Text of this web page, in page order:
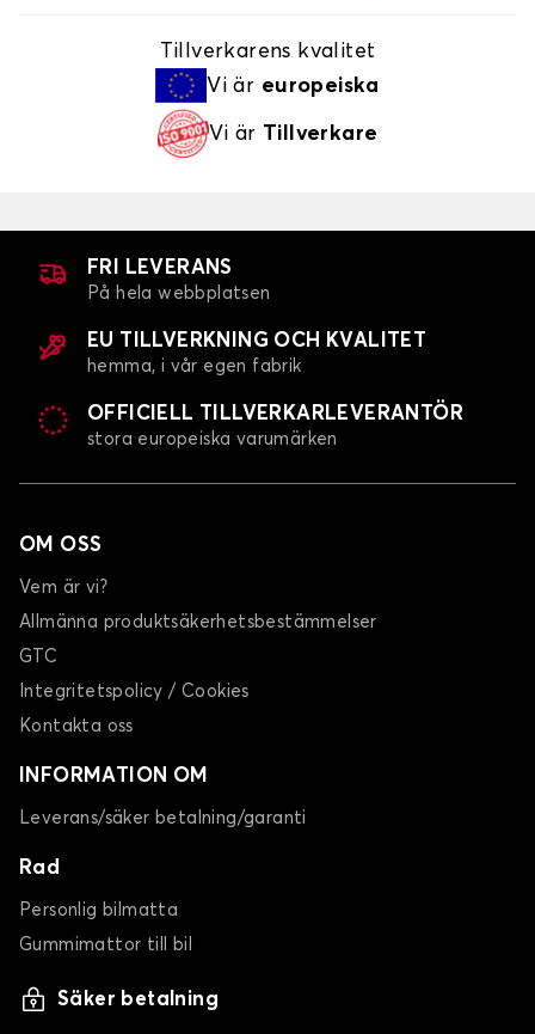
Tillverkarens kvalitet
Vi är europeiska
Vi är Tillverkare
FRI LEVERANS
På hela webbplatsen
EU TILLVERKNING OCH KVALITET
hemma, i vår egen fabrik
OFFICIELL TILLVERKARLEVERANTÖR
stora europeiska varumärken
OM OSS
Vem är vi?
Allmänna produktsäkerhetsbestämmelser
GTC
Integritetspolicy / Cookies
Kontakta oss
INFORMATION OM
Leverans/säker betalning/garanti
Rad
Personlig bilmatta
Gummimattor till bil
Säker betalning